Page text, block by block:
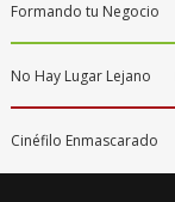
Formando tu Negocio
No Hay Lugar Lejano
Cinéfilo Enmascarado